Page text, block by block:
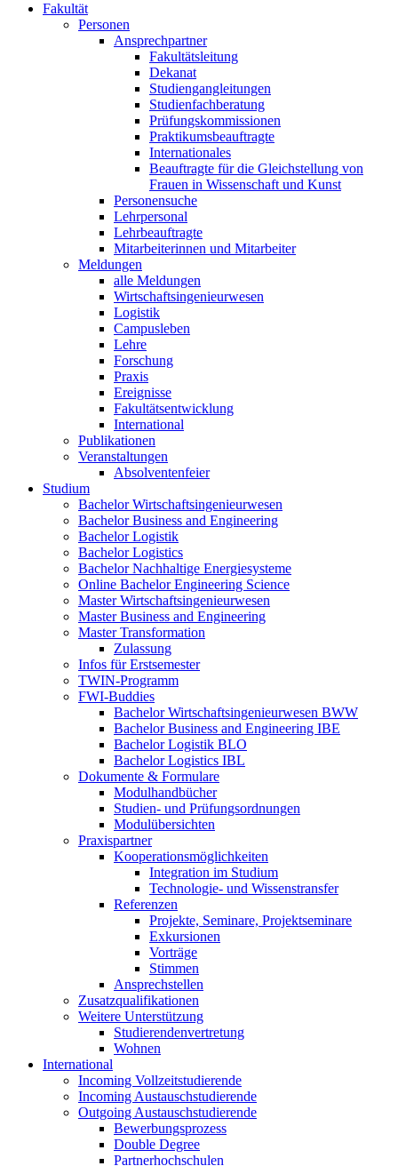
Fakultät
Personen
Ansprechpartner
Fakultätsleitung
Dekanat
Studiengangleitungen
Studienfachberatung
Prüfungskommissionen
Praktikumsbeauftragte
Internationales
Beauftragte für die Gleichstellung von
Frauen in Wissenschaft und Kunst
Personensuche
Lehrpersonal
Lehrbeauftragte
Mitarbeiterinnen und Mitarbeiter
Meldungen
alle Meldungen
Wirtschaftsingenieurwesen
Logistik
Campusleben
Lehre
Forschung
Praxis
Ereignisse
Fakultätsentwicklung
International
Publikationen
Veranstaltungen
Absolventenfeier
Studium
Bachelor Wirtschaftsingenieurwesen
Bachelor Business and Engineering
Bachelor Logistik
Bachelor Logistics
Bachelor Nachhaltige Energiesysteme
Online Bachelor Engineering Science
Master Wirtschaftsingenieurwesen
Master Business and Engineering
Master Transformation
Zulassung
Infos für Erstsemester
TWIN-Programm
FWI-Buddies
Bachelor Wirtschaftsingenieurwesen BWW
Bachelor Business and Engineering IBE
Bachelor Logistik BLO
Bachelor Logistics IBL
Dokumente & Formulare
Modulhandbücher
Studien- und Prüfungsordnungen
Modulübersichten
Praxispartner
Kooperationsmöglichkeiten
Integration im Studium
Technologie- und Wissenstransfer
Referenzen
Projekte, Seminare, Projektseminare
Exkursionen
Vorträge
Stimmen
Ansprechstellen
Zusatzqualifikationen
Weitere Unterstützung
Studierendenvertretung
Wohnen
International
Incoming Vollzeitstudierende
Incoming Austauschstudierende
Outgoing Austauschstudierende
Bewerbungsprozess
Double Degree
Partnerhochschulen